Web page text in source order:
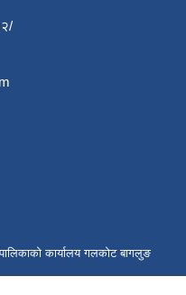
कार्यालय गलकोट बागलुङ